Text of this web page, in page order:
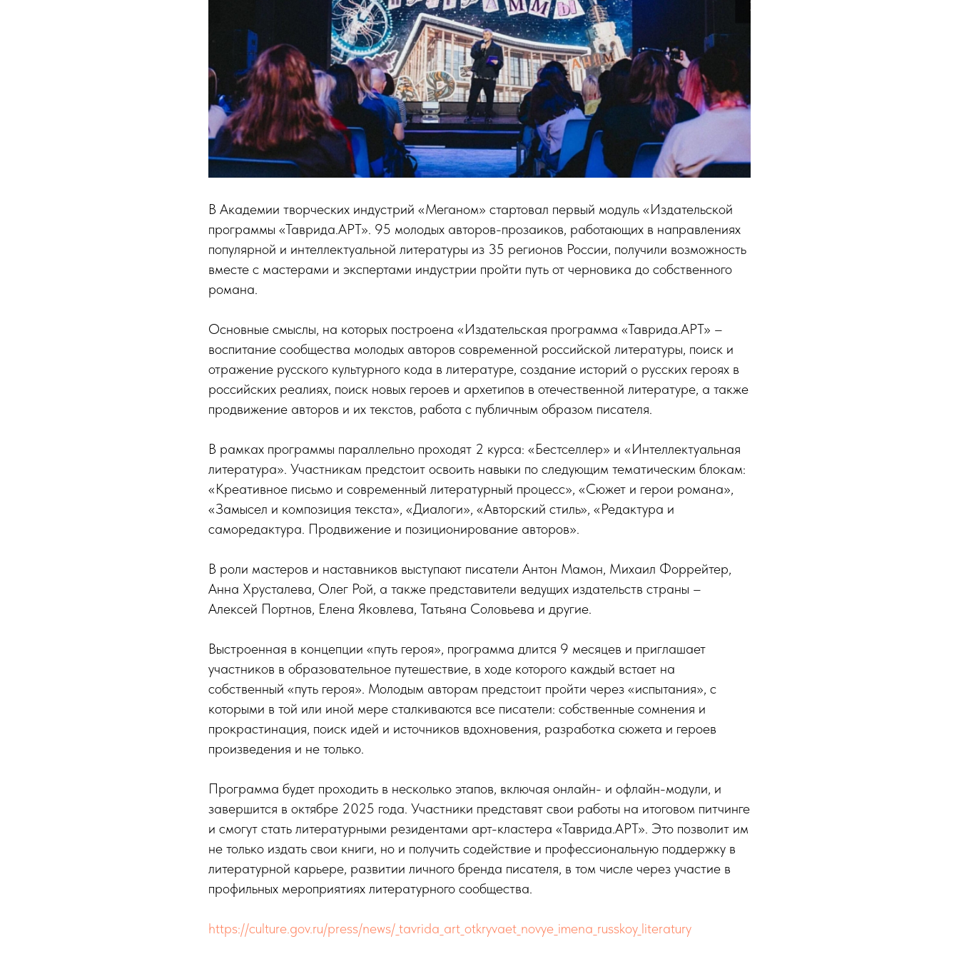
В Академии творческих индустрий «Меганом» стартовал первый модуль «Издательской
программы «Таврида.АРТ». 95 молодых авторов-прозаиков, работающих в направлениях
популярной и интеллектуальной литературы из 35 регионов России, получили возможность
вместе с мастерами и экспертами индустрии пройти путь от черновика до собственного
романа.
Основные смыслы, на которых построена «Издательская программа «Таврида.АРТ» –
воспитание сообщества молодых авторов современной российской литературы, поиск и
отражение русского культурного кода в литературе, создание историй о русских героях в
российских реалиях, поиск новых героев и архетипов в отечественной литературе, а также
продвижение авторов и их текстов, работа с публичным образом писателя.
В рамках программы параллельно проходят 2 курса: «Бестселлер» и «Интеллектуальная
литература». Участникам предстоит освоить навыки по следующим тематическим блокам:
«Креативное письмо и современный литературный процесс», «Сюжет и герои романа»,
«Замысел и композиция текста», «Диалоги», «Авторский стиль», «Редактура и
саморедактура. Продвижение и позиционирование авторов».
В роли мастеров и наставников выступают писатели Антон Мамон, Михаил Форрейтер,
Анна Хрусталева, Олег Рой, а также представители ведущих издательств страны –
Алексей Портнов, Елена Яковлева, Татьяна Соловьева и другие.
Выстроенная в концепции «путь героя», программа длится 9 месяцев и приглашает
участников в образовательное путешествие, в ходе которого каждый встает на
собственный «путь героя». Молодым авторам предстоит пройти через «испытания», с
которыми в той или иной мере сталкиваются все писатели: собственные сомнения и
прокрастинация, поиск идей и источников вдохновения, разработка сюжета и героев
произведения и не только.
Программа будет проходить в несколько этапов, включая онлайн- и офлайн-модули, и
завершится в октябре 2025 года. Участники представят свои работы на итоговом питчинге
и смогут стать литературными резидентами арт-кластера «Таврида.АРТ». Это позволит им
не только издать свои книги, но и получить содействие и профессиональную поддержку в
литературной карьере, развитии личного бренда писателя, в том числе через участие в
профильных мероприятиях литературного сообщества.
https://culture.gov.ru/press/news/_tavrida_art_otkryvaet_novye_imena_russkoy_literatury